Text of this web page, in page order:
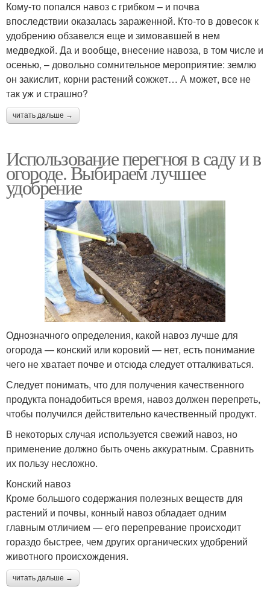
Кому-то попался навоз с грибком – и почва
впоследствии оказалась зараженной. Кто-то в довесок к
удобрению обзавелся еще и зимовавшей в нем
медведкой. Да и вообще, внесение навоза, в том числе и
осенью, – довольно сомнительное мероприятие: землю
он закислит, корни растений сожжет… А может, все не
так уж и страшно?
читать дальше →
Использование перегноя в саду и в
огороде. Выбираем лучшее
удобрение
Однозначного определения, какой навоз лучше для
огорода — конский или коровий — нет, есть понимание
чего не хватает почве и отсюда следует отталкиваться.
Следует понимать, что для получения качественного
продукта понадобиться время, навоз должен перепреть,
чтобы получился действительно качественный продукт.
В некоторых случая используется свежий навоз, но
применение должно быть очень аккуратным. Сравнить
их пользу несложно.
Конский навоз
Кроме большого содержания полезных веществ для
растений и почвы, конный навоз обладает одним
главным отличием — его перепревание происходит
гораздо быстрее, чем других органических удобрений
животного происхождения.
читать дальше →